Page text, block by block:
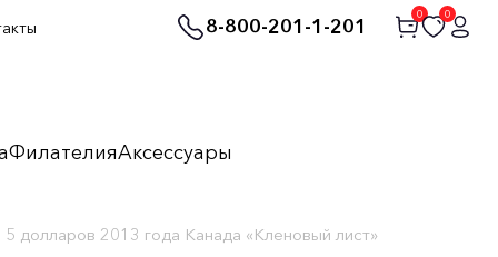
8-800-201-1-201
0 0
ФилателияАксессуары
5 долларов 2013 года Канада «Кленовый лист»